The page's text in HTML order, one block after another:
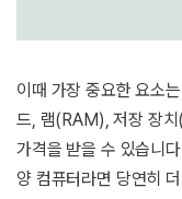
이때 가장 중요한 요소
드, 램(RAM), 저장 장
가격을 받을 수 있습니
양 컴퓨터라면 당연히